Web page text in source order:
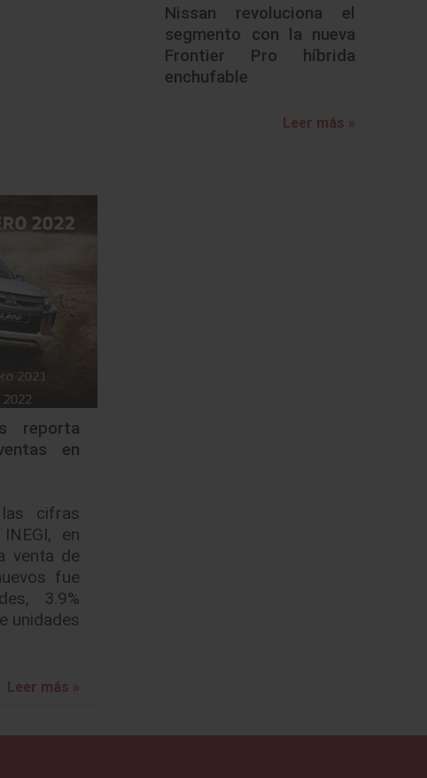
reporta
en
cifras
en
venta de
fue
3.9%
unidades
Leer más »
Nissan revoluciona el
segmento con la nueva
Frontier Pro híbrida
enchufable
Leer más »